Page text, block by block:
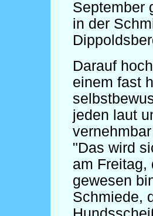
September
in der
Darauf
einem fast
jeden laut
"Das wird
am Freitag,
gewesen
Schmiede,